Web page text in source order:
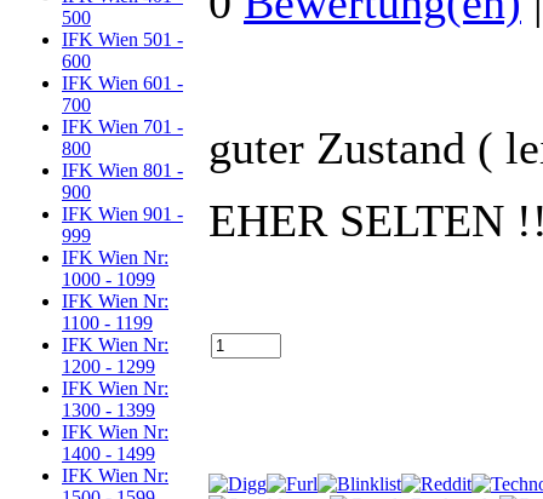
500
IFK Wien 501 -
600
IFK Wien 601 -
700
IFK Wien 701 -
800
IFK Wien 801 -
900
IFK Wien 901 -
999
IFK Wien Nr:
1000 - 1099
IFK Wien Nr:
1100 - 1199
IFK Wien Nr:
1200 - 1299
IFK Wien Nr:
1300 - 1399
IFK Wien Nr:
1400 - 1499
IFK Wien Nr:
guter Zustand (
EHER SELTEN